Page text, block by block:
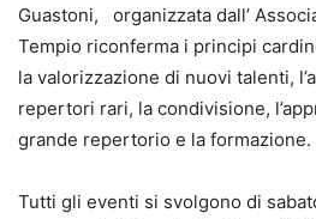
Guastoni, organizzata dall’
Tempio riconferma i principi
la valorizzazione di nuovi talenti,
repertori rari, la condivisione,
grande repertorio e la formazione.
Tutti gli eventi si svolgono di